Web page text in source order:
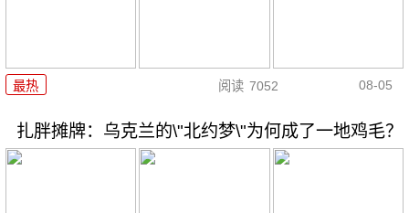
最热 阅读 7052 08-05
扎胖摊牌：乌克兰的\"北约梦\"为何成了一地鸡毛？